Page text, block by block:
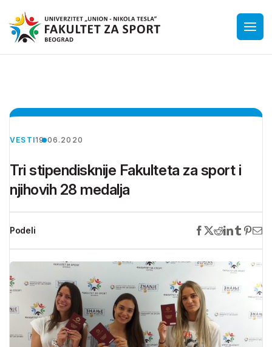
VESTI19.06.2020
Tri stipendisknije Fakulteta za sport i
njihovih 28 medalja
Podeli